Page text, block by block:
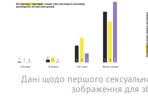
Дані щодо першого
зображення для